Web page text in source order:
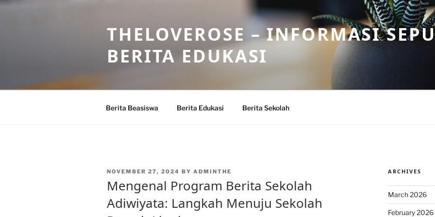
Skip
THELOVEROSE – INFORMASI
BERITA EDUKASI
Berita Beasiswa Berita Edukasi Berita Sekolah
POSTED
NOVEMBER 27, 2024 BY ADMINTHE
Mengenal Program Berita Sekolah
Adiwiyata: Langkah Menuju Sekolah
ARCHIVES
March 2026
February 2026